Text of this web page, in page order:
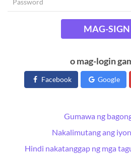
MAG-
o mag-login
Facebook Google
Gumawa ng
Nakalimutang ang
Hindi nakatanggap ng mga